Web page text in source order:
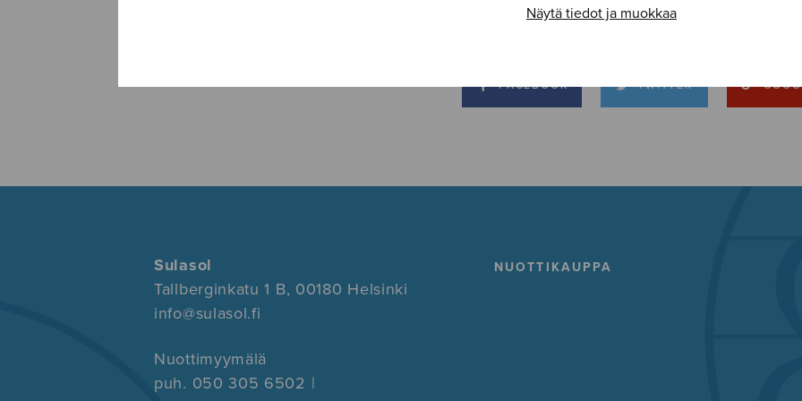
Näytä tiedot ja muokkaa
FACEBOOK TWITTER
Sulasol
Tallberginkatu 1 B, 00180 Helsinki
info@sulasol.fi
Nuottimyymälä
puh. 050 305 6502 |
NUOTTIKAUPPA